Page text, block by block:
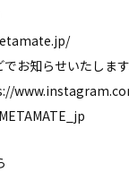
お知らせいたします